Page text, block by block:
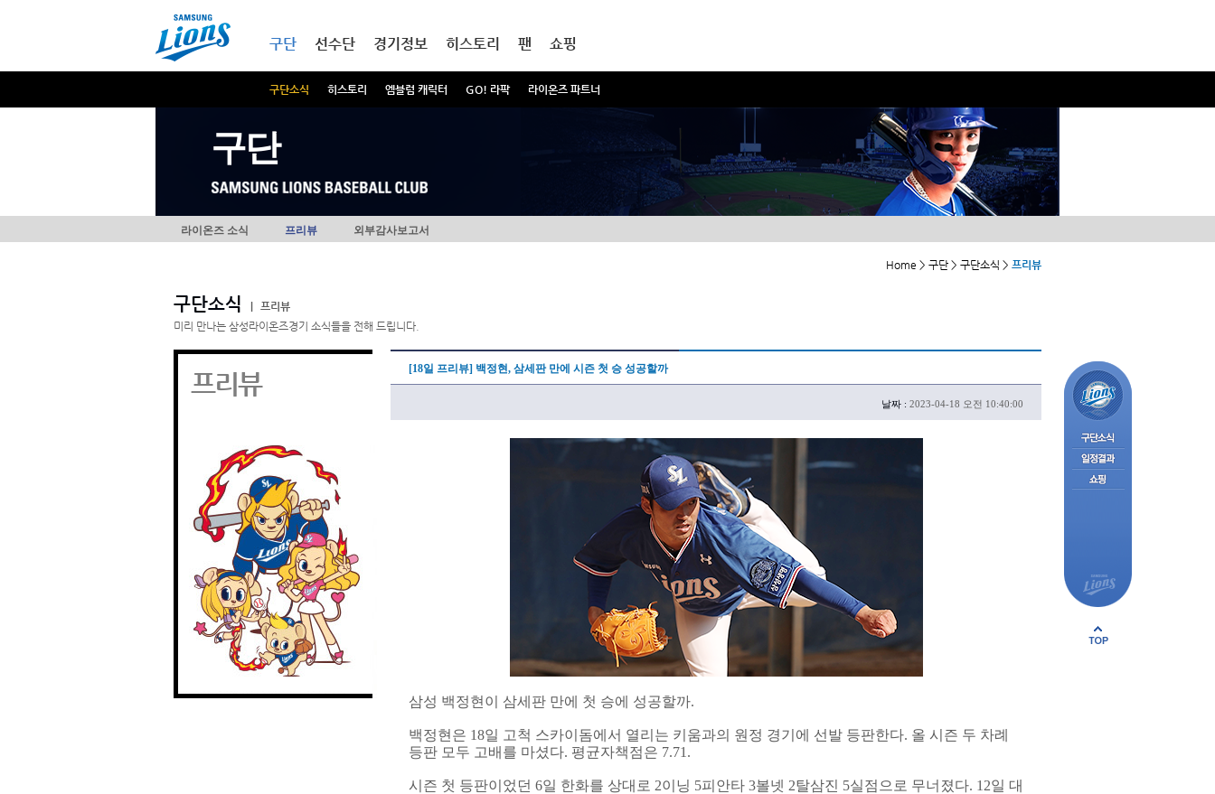
구단
구단소식 히스토리 엠블럼 캐릭터 GO! 라팍 라이온즈 파트너
선수단 경기정보 히스토리 팬 쇼핑
구단
라이온즈 소식 프리뷰 외부감사보고서
Home > 구단 > 구단소식 > 프리뷰
구단소식
프리뷰
미리 만나는 삼성라이온즈경기 소식들을 전해 드립니다.
프리뷰 [18일 프리뷰] 백정현, 삼세판 만에 시즌 첫 승 성공할까
날짜 : 2023-04-18 오전 10:40:00
삼성 백정현이 삼세판 만에 첫 승에 성공할까.
백정현은 18일 고척 스카이돔에서 열리는 키움과의 원정 경기에 선발 등판한다. 올 시즌 두 차례
등판 모두 고배를 마셨다. 평균자책점은 7.71.
시즌 첫 등판이었던 6일 한화를 상대로 2이닝 5피안타 3볼넷 2탈삼진 5실점으로 무너졌다. 12일 대